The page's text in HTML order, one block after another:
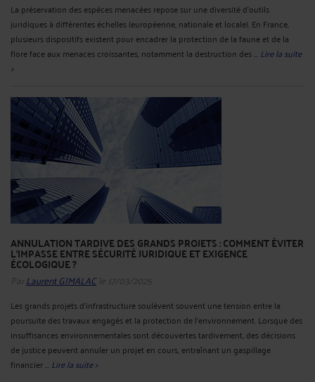
La préservation des espèces menacées repose sur une diversité d’outils
juridiques à différentes échelles (européenne, nationale et locale). En France,
plusieurs dispositifs existent pour encadrer la protection de la faune et de la
flore face aux menaces croissantes, notamment la destruction des ... Lire la suite
>
ANNULATION TARDIVE DES GRANDS PROJETS : COMMENT ÉVITER
L’IMPASSE ENTRE SÉCURITÉ JURIDIQUE ET EXIGENCE
ÉCOLOGIQUE ?
Par Laurent GIMALACle 17/03/2025
Les grands projets d’infrastructure soulèvent souvent une tension entre la
poursuite des travaux engagés et la protection de l’environnement. Lorsque des
insuffisances environnementales sont découvertes tardivement, des décisions
de justice peuvent annuler un projet en cours, entraînant un gaspillage
financier ... Lire la suite >